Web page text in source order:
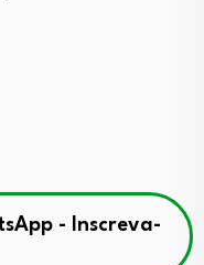
- Inscreva-